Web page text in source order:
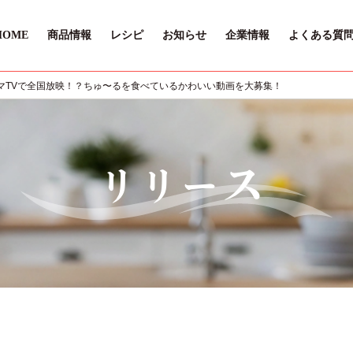
商品情報 レシピ お知らせ 企業情報 よくある質
で全国放映！？ちゅ〜るを食べているかわいい動画を大募集！